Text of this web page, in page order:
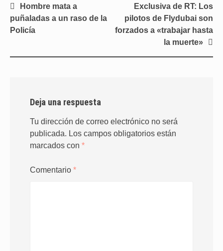
Navegación
de
entradas
Hombre mata a
puñaladas a un raso de la
Policía
Exclusiva de RT: Los
pilotos de Flydubai son
forzados a «trabajar hasta
la muerte»
Deja una respuesta
Tu dirección de correo electrónico no será
publicada. Los campos obligatorios están
marcados con *
Comentario *